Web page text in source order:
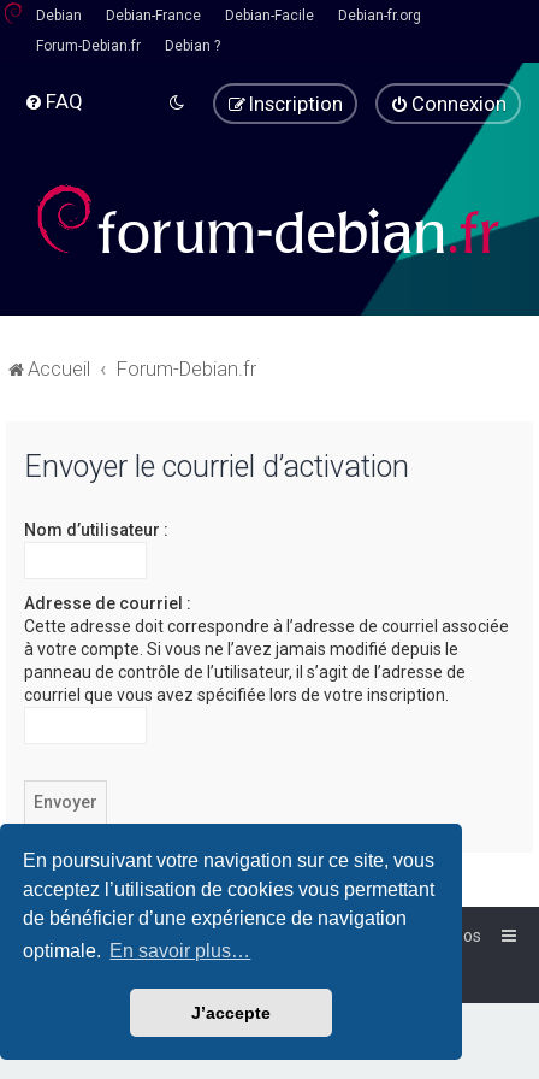
En poursuivant votre navigation sur ce site, vous
acceptez l’utilisation de cookies vous permettant
de bénéficier d’une expérience de navigation
optimale. En savoir plus…
J’accepte
Debian Debian-France Debian-Facile
Debian-fr.org
Forum-Debian.fr
Debian ?
FAQ Connexion
Inscription
Accueil Forum-Debian.fr
Envoyer le courriel d’activation
Nom d’utilisateur :
Adresse de courriel :
Cette adresse doit correspondre à l’adresse de courriel associée
à votre compte. Si vous ne l’avez jamais modifié depuis le
panneau de contrôle de l’utilisateur, il s’agit de l’adresse de
courriel que vous avez spécifiée lors de votre inscription.
Forum-Debian.fr
À propos
Powered byphpBB™